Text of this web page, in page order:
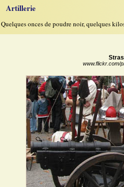
Artillerie
Quelques onces de poudre noir, quelques
www.flickr.com/